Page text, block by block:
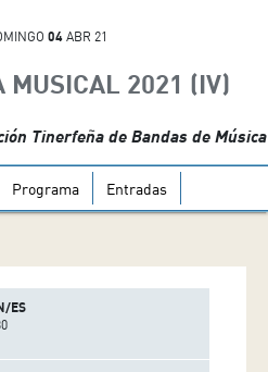
04 ABR 21
MUSICAL 2021 (IV)
Tinerfeña de Bandas de Música
Programa Entradas
ES